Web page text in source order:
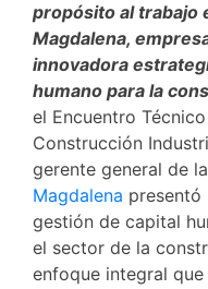
propósito al trabajo
Magdalena,
innovadora
humano para la
el Encuentro
Construcción
gerente general de la
Magdalena presentó
gestión de capital
el sector de la
enfoque integral